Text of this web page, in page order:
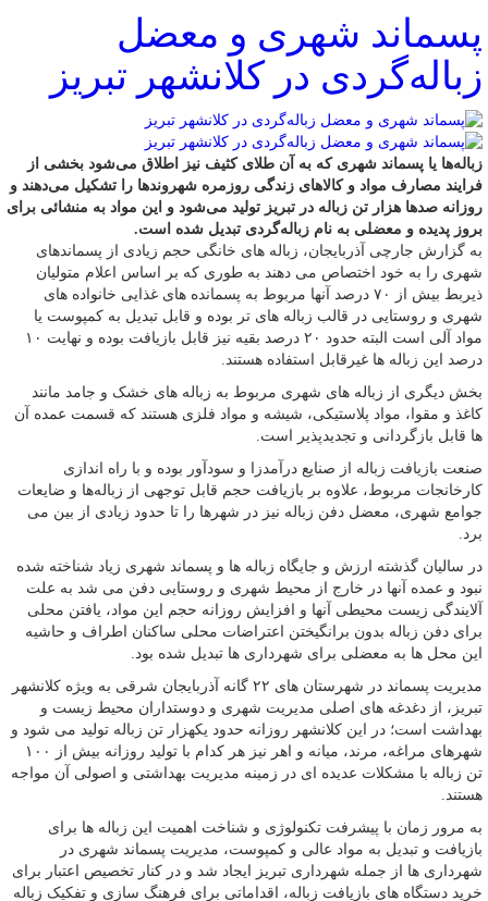
پسماند شهری و معضل
زباله‌گردی در کلانشهر تبریز
زباله‌ها یا پسماند شهری که به آن طلای کثیف نیز اطلاق می‌شود بخشی از
فرایند مصارف مواد و کالاهای زندگی روزمره شهروندها را تشکیل می‌دهند و
روزانه صدها هزار تن زباله در تبریز تولید می‌شود و این مواد به منشائی برای
بروز پدیده و معضلی به نام زباله‌گردی تبدیل شده است.
به گزارش جارچی آذربایجان، زباله های خانگی حجم زیادی از پسماندهای
شهری را به خود اختصاص می دهند به طوری که بر اساس اعلام متولیان
ذیربط بیش از ۷۰ درصد آنها مربوط به پسمانده های غذایی خانواده های
شهری و روستایی در قالب زباله های تر بوده و قابل تبدیل به کمپوست یا
مواد آلی است البته حدود ۲۰ درصد بقیه نیز قابل بازیافت بوده و نهایت ۱۰
درصد این زباله ها غیرقابل استفاده هستند.
بخش دیگری از زباله های شهری مربوط به زباله های خشک و جامد مانند
کاغذ و مقوا، مواد پلاستیکی، شیشه و مواد فلزی هستند که قسمت عمده آن
ها قابل بازگردانی و تجدیدپذیر است.
صنعت بازیافت زباله از صنایع درآمدزا و سودآور بوده و با راه اندازی
کارخانجات مربوط، علاوه بر بازیافت حجم قابل‌ توجهی از زباله‌ها و ضایعات
جوامع شهری، معضل دفن زباله نیز در شهرها را تا حدود زیادی از بین می
برد.
در سالیان گذشته ارزش و جایگاه زباله ها و پسماند شهری زیاد شناخته شده
نبود و عمده آنها در خارج از محیط شهری و روستایی دفن می شد به علت
آلایندگی زیست محیطی آنها و افزایش روزانه حجم این مواد، یافتن محلی
برای دفن زباله بدون برانگیختن اعتراضات محلی ساکنان اطراف و حاشیه
این محل ها به معضلی برای شهرداری ها تبدیل شده بود.
مدیریت پسماند در شهرستان های ۲۲ گانه آذربایجان شرقی به ویژه کلانشهر
تبریز، از دغدغه های اصلی مدیریت شهری و دوستداران محیط زیست و
بهداشت است؛ در این کلانشهر روزانه حدود یکهزار تن زباله تولید می شود و
شهرهای مراغه، مرند، میانه و اهر نیز هر کدام با تولید روزانه بیش از ۱۰۰
تن زباله با مشکلات عدیده ای در زمینه مدیریت بهداشتی و اصولی آن مواجه
هستند.
به مرور زمان با پیشرفت تکنولوژی و شناخت اهمیت این زباله ها برای
بازیافت و تبدیل به مواد عالی و کمپوست، مدیریت پسماند شهری در
شهرداری ها از جمله شهرداری تبریز ایجاد شد و در کنار تخصیص اعتبار برای
خرید دستگاه های بازیافت زباله، اقداماتی برای فرهنگ سازی و تفکیک زباله